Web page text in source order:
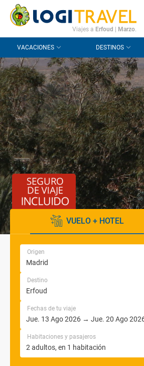
CONTACTO PREGUNTAS FRECUENTES
Viajes a Erfoud Marzo.
VACACIONES DESTINOS
VUELO + HOTEL
Origen
Destino
Fechas de tu viaje
Habitaciones y pasajeros